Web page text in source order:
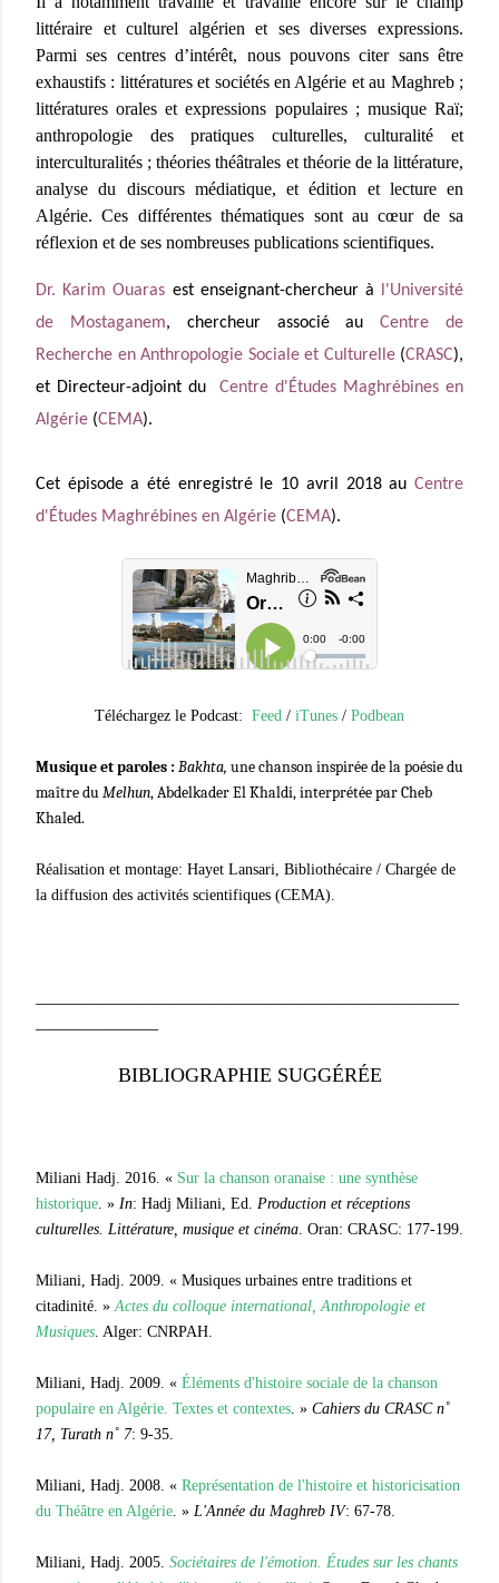
littéraire et culturel algérien et ses diverses expressions.
Parmi ses centres d’intérêt, nous pouvons citer sans être
exhaustifs : littératures et sociétés en Algérie et au Maghreb ;
littératures orales et expressions populaires ; musique Raï;
anthropologie des pratiques culturelles, culturalité et
interculturalités ; théories théâtrales et théorie de la littérature,
analyse du discours médiatique, et édition et lecture en
Algérie. Ces différentes thématiques sont au cœur de sa
réflexion et de ses nombreuses publications scientifiques.
Dr. Karim Ouaras est enseignant-chercheur à
l'Université
de Mostaganem, chercheur associé auCentre de
Recherche en Anthropologie Sociale et Culturelle(CRASC),
et Directeur-adjoint du Centre d'Études Maghrébines en
Algérie (CEMA).
Cet épisode a été enregistré le 10 avril 2018 au Centre
d'Études Maghrébines en Algérie (CEMA).
Téléchargez le Podcast: Feed / iTunes / Podbean
Musique et paroles : Bakhta, unechanson inspirée de la poésie du
maître duMelhun, Abdelkader El Khaldi,interprétée par Cheb
Khaled.
Réalisation et montage: Hayet Lansari, Bibliothécaire / Chargée de
la diffusion des activités scientifiques (CEMA).
BIBLIOGRAPHIE SUGGÉRÉE
Miliani Hadj. 2016. « Sur la chanson oranaise : une synthèse
historique . » In: Hadj Miliani, Ed. Production et réceptions
culturelles. Littérature, musique et cinéma . Oran: CRASC: 177-199.
Miliani, Hadj. 2009. « Musiques urbaines entre traditions et
citadinité. » Actes du colloque international, Anthropologie et
Musiques . Alger: CNRPAH.
Miliani, Hadj. 2009. « Éléments d'histoire sociale de la chanson
populaire en Algérie. Textes et contextes . » Cahiers du CRASC n˚
17, Turath n˚ 7: 9-35.
Miliani, Hadj. 2008. « Représentation de l'histoire et historicisation
du Théâtre en Algérie . » L'Année du Maghreb IV: 67-78.
Miliani, Hadj. 2005. Sociétaires de l'émotion. Études sur les chants